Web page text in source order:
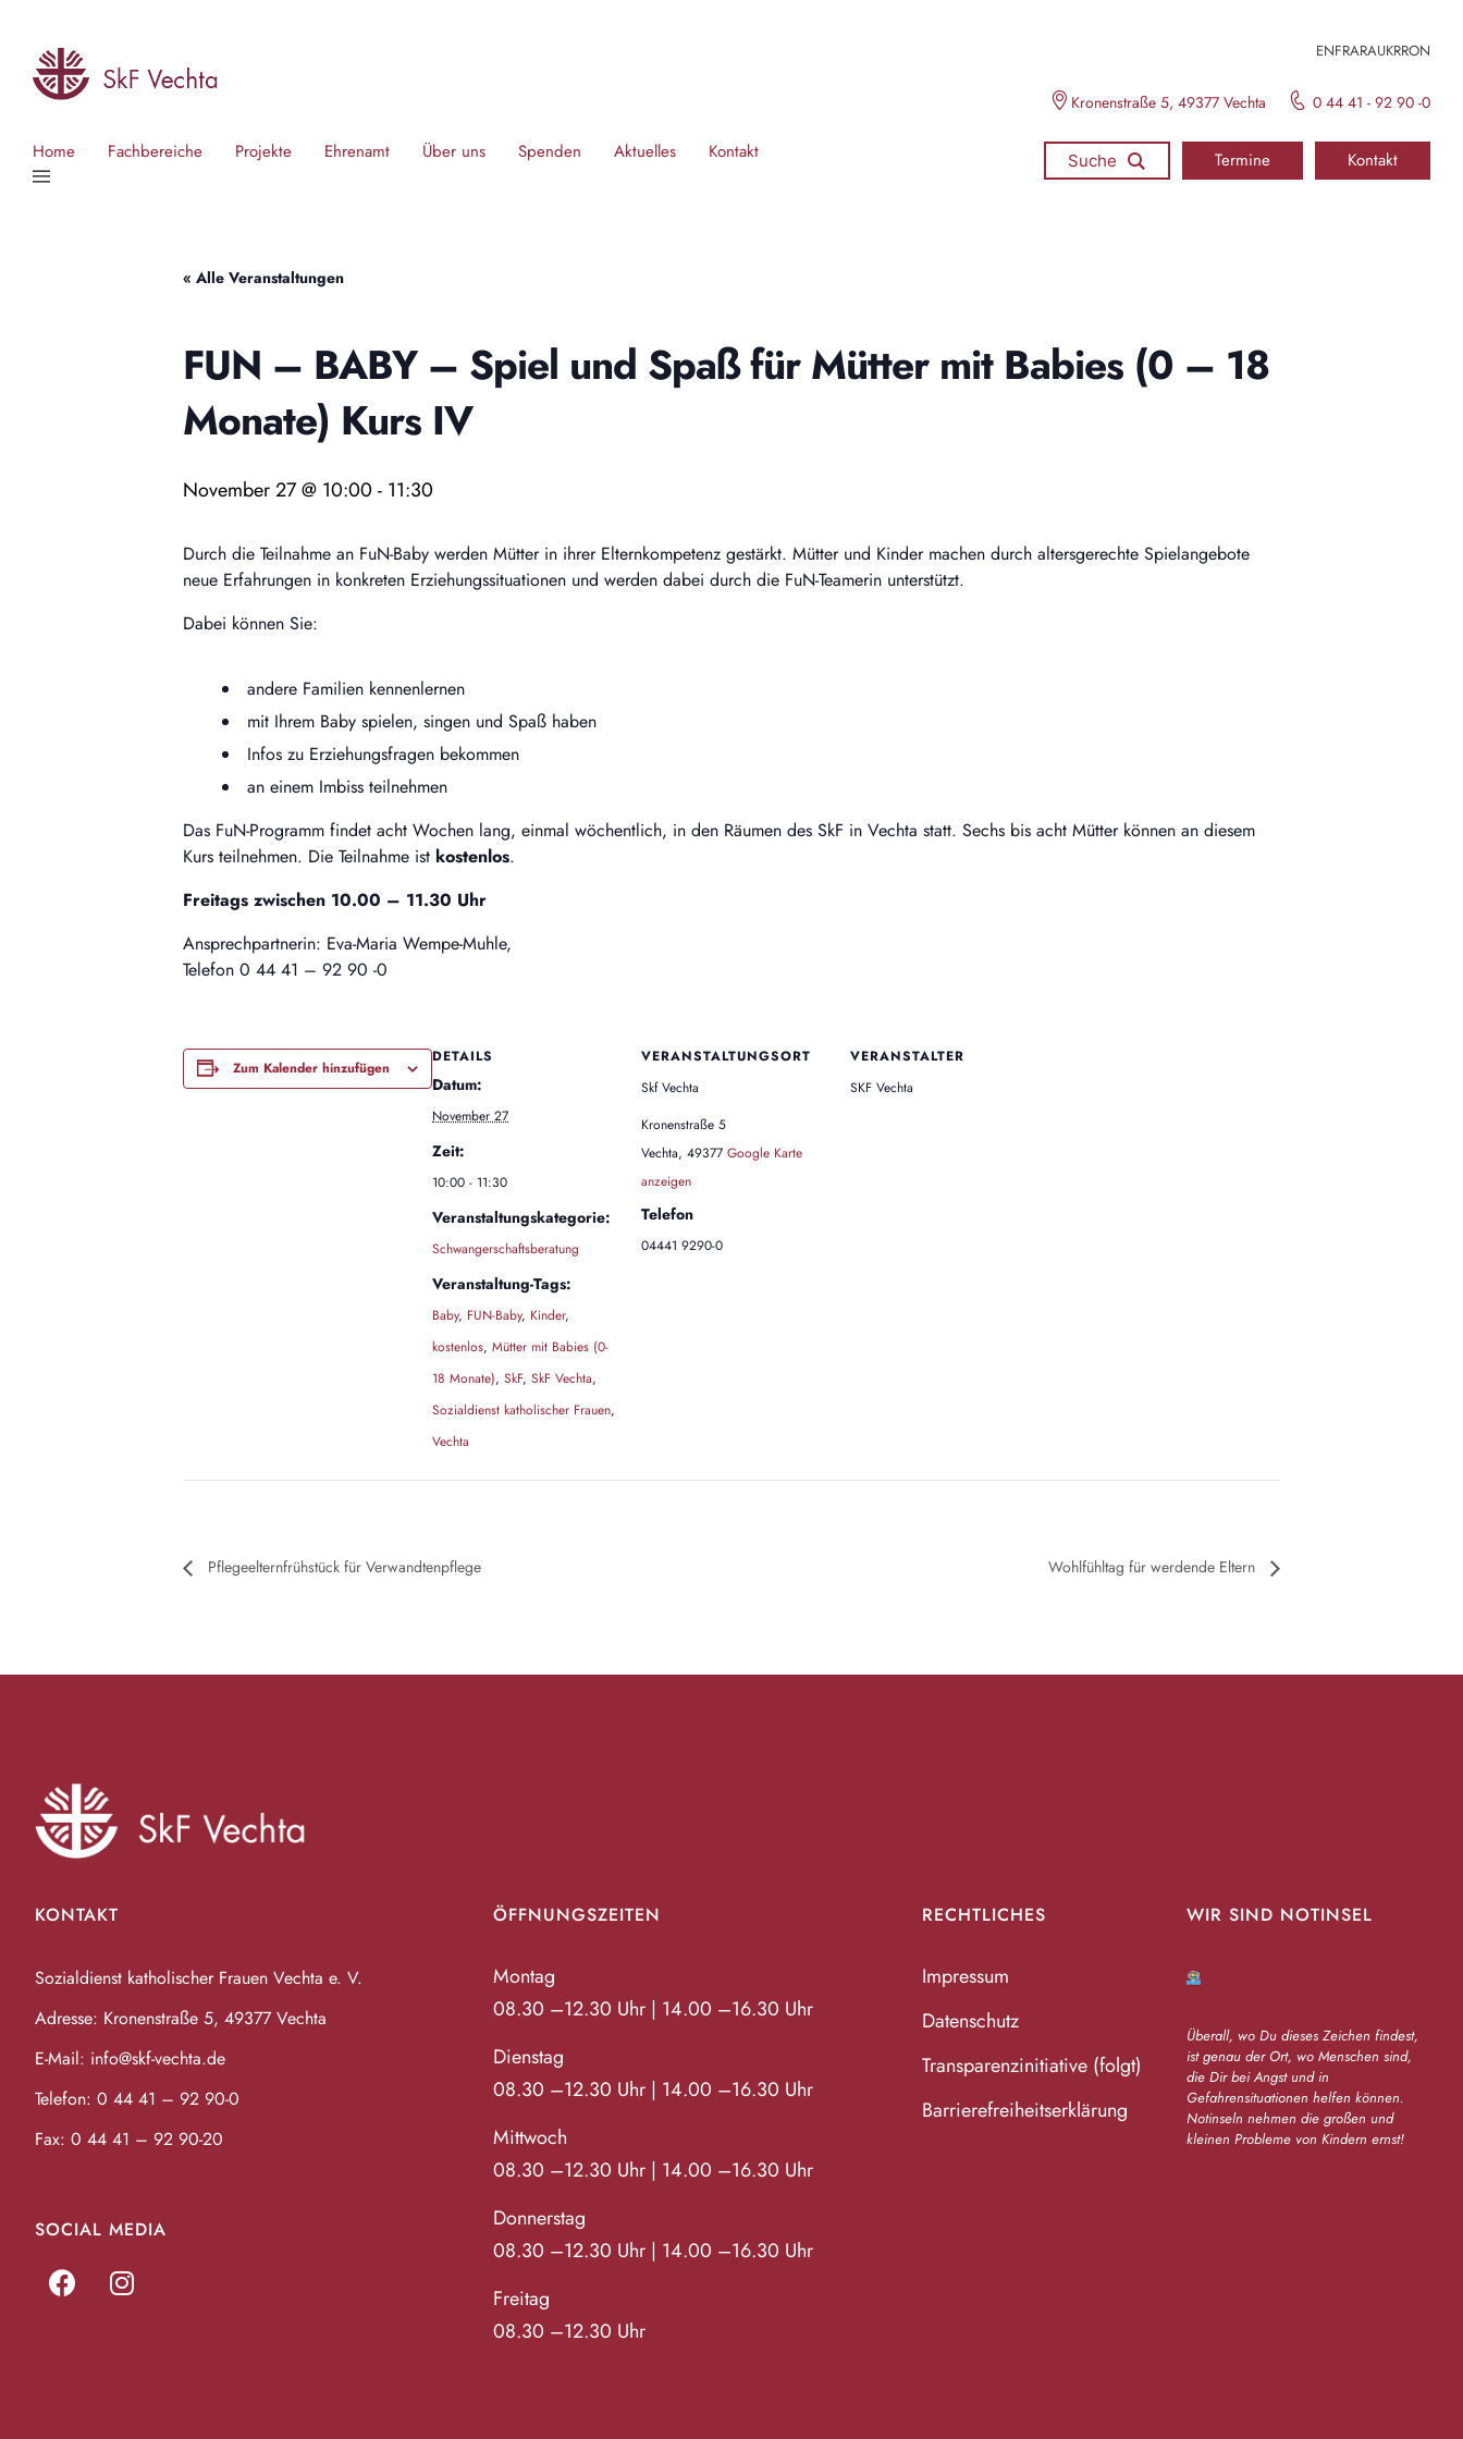
ENFRARAUKRRON
Kronenstraße 5, 49377 Vechta 0 44 41 - 92 90 -0
Home Fachbereiche Projekte Ehrenamt Über uns Spenden Aktuelles Kontakt Suche Termine Kontakt
« Alle Veranstaltungen
FUN – BABY – Spiel und Spaß für Mütter mit Babies (0 – 18
Monate) Kurs IV
November 27 @ 10:00 - 11:30
Durch die Teilnahme an FuN-Baby werden Mütter in ihrer Elternkompetenz gestärkt. Mütter und Kinder machen durch altersgerechte Spielangebote
neue Erfahrungen in konkreten Erziehungssituationen und werden dabei durch die FuN-Teamerin unterstützt.
Dabei können Sie:
andere Familien kennenlernen
mit Ihrem Baby spielen, singen und Spaß haben
Infos zu Erziehungsfragen bekommen
an einem Imbiss teilnehmen
Das FuN-Programm findet acht Wochen lang, einmal wöchentlich, in den Räumen des SkF in Vechta statt. Sechs bis acht Mütter können an diesem
Kurs teilnehmen. Die Teilnahme ist kostenlos.
Freitags zwischen 10.00 – 11.30 Uhr
Ansprechpartnerin: Eva-Maria Wempe-Muhle,
Telefon 0 44 41 – 92 90 -0
Zum Kalender hinzufügen
DETAILS
Datum:
November 27
Zeit:
10:00 - 11:30
Veranstaltungskategorie:
Schwangerschaftsberatung
Veranstaltung-Tags:
Baby, FUN-Baby, Kinder,
kostenlos, Mütter mit Babies (0-
18 Monate), SkF, SkF Vechta,
Sozialdienst katholischer Frauen,
Vechta
VERANSTALTUNGSORT
Skf Vechta
Kronenstraße 5
Vechta, 49377 Google Karte
anzeigen
Telefon
04441 9290-0
VERANSTALTER
SKF Vechta
Pflegeelternfrühstück für Verwandtenpflege Wohlfühltag für werdende Eltern
KONTAKT
Sozialdienst katholischer Frauen Vechta e. V.
Adresse: Kronenstraße 5, 49377 Vechta
E-Mail: info@skf-vechta.de
Telefon: 0 44 41 – 92 90-0
Fax: 0 44 41 – 92 90-20
SOCIAL MEDIA
ÖFFNUNGSZEITEN
Montag
08.30 –12.30 Uhr | 14.00 –16.30 Uhr
Dienstag
08.30 –12.30 Uhr | 14.00 –16.30 Uhr
Mittwoch
08.30 –12.30 Uhr | 14.00 –16.30 Uhr
Donnerstag
08.30 –12.30 Uhr | 14.00 –16.30 Uhr
Freitag
08.30 –12.30 Uhr
RECHTLICHES
Impressum
Datenschutz
Transparenzinitiative (folgt)
Barrierefreiheitserklärung
WIR SIND NOTINSEL
Überall, wo Du dieses Zeichen findest,
ist genau der Ort, wo Menschen sind,
die Dir bei Angst und in
Gefahrensituationen helfen können.
Notinseln nehmen die großen und
kleinen Probleme von Kindern ernst!